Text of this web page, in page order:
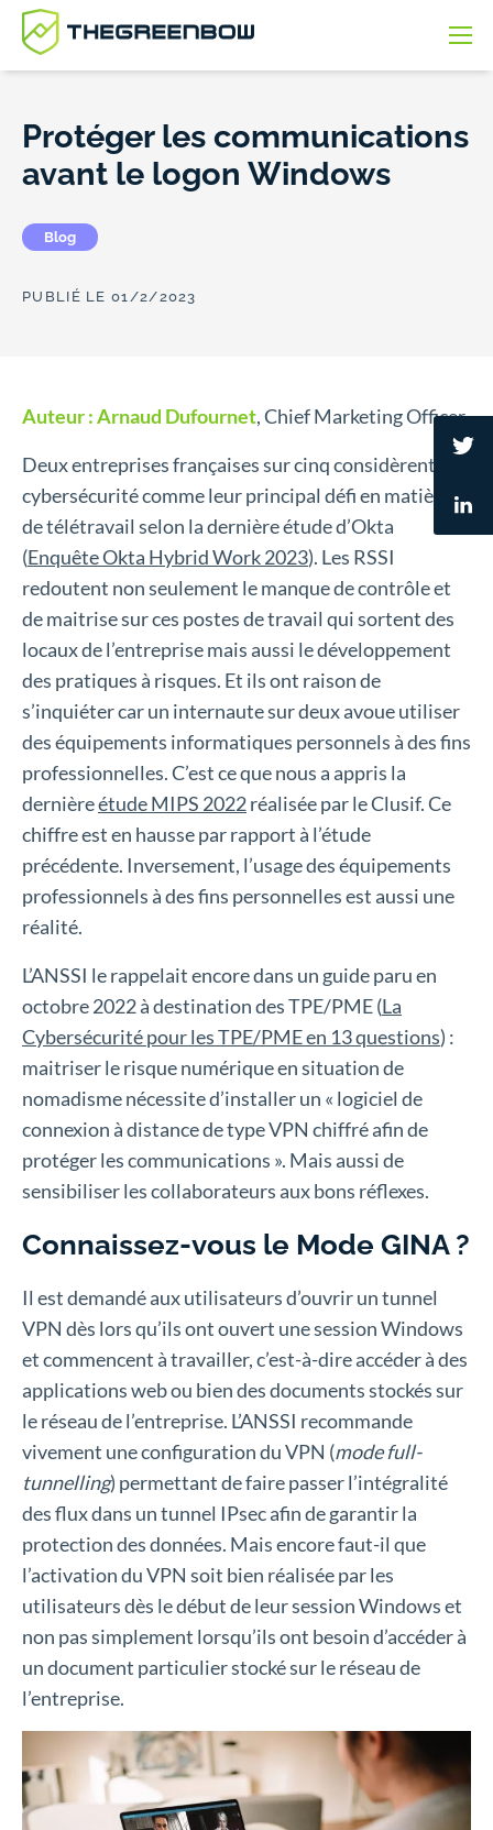
Cas d’usage
Nomadisme
Diffusion Restreinte
Maintenance / Logistique
Sous-traitance
Produits et services
Endpoint Secure Connection
Bowrealis Console
Ressources
Blog
Vidéo
Webinaire
Partenaires
Programme partenaire
Devenir revendeur
Vision et mission
Engagements
Nos actualités
Blog
Protéger les communications
avant le logon Windows
PUBLIÉ LE 01/2/2023
Auteur : Arnaud Dufournet, Chief Marketing Officer
Deux entreprises françaises sur cinq considèrent la
cybersécurité comme leur principal défi en matière
de télétravail selon la dernière étude d’Okta
(Enquête Okta Hybrid Work 2023). Les RSSI
redoutent non seulement le manque de contrôle et
de maitrise sur ces postes de travail qui sortent des
locaux de l’entreprise mais aussi le développement
des pratiques à risques. Et ils ont raison de
s’inquiéter car un internaute sur deux avoue utiliser
des équipements informatiques personnels à des fins
professionnelles. C’est ce que nous a appris la
dernièreétude MIPS 2022 réalisée par le Clusif. Ce
chiffre est en hausse par rapport à l’étude
précédente. Inversement, l’usage des équipements
professionnels à des fins personnelles est aussi une
réalité.
L’ANSSI le rappelait encore dans un guide paru en
octobre 2022 à destination des TPE/PME (La
Cybersécurité pour les TPE/PME en 13 questions) :
maitriser le risque numérique en situation de
nomadisme nécessite d’installer un « logiciel de
connexion à distance de type VPN chiffré afin de
protéger les communications ». Mais aussi de
sensibiliser les collaborateurs aux bons réflexes.
Connaissez-vous le Mode GINA ?
Il est demandé aux utilisateurs d’ouvrir un tunnel
VPN dès lors qu’ils ont ouvert une session Windows
et commencent à travailler, c’est-à-dire accéder à des
applications web ou bien des documents stockés sur
le réseau de l’entreprise. L’ANSSI recommande
vivement une configuration du VPN (mode full-
tunnelling) permettant de faire passer l’intégralité
des flux dans un tunnel IPsec afin de garantir la
protection des données. Mais encore faut-il que
l’activation du VPN soit bien réalisée par les
utilisateurs dès le début de leur session Windows et
non pas simplement lorsqu’ils ont besoin d’accéder à
un document particulier stocké sur le réseau de
l’entreprise.